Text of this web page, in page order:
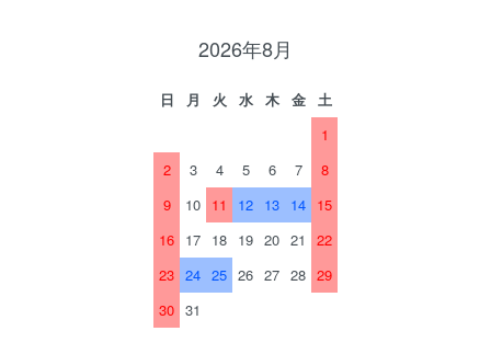
2026年8月
日 月 火 水 木 金
土
1
2
3 4 5 6 7
8
9
10 11 12 13 14 15
16 17 18 19 20 21
22
23 24 25 26 27 28 29
30 31